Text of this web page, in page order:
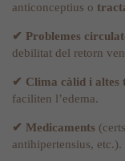
anticonceptius o
✔ Problemes
debilitat del retorn
✔ Clima càlid i altes
faciliten l’edema.
✔ Medicaments
antihipertensius, etc.).